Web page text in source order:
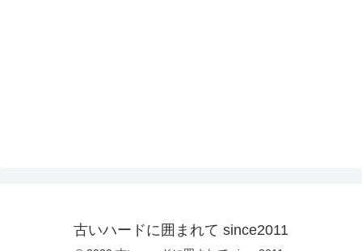
古いハードに囲まれて since2011